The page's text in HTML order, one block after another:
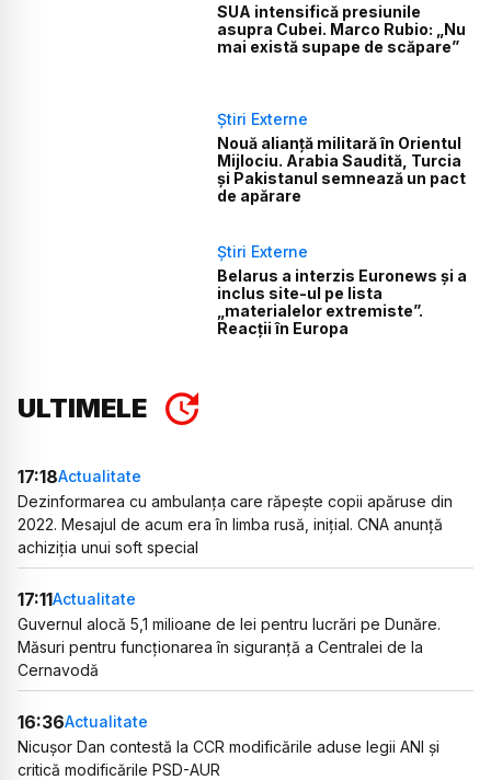
SUA intensifică presiunile
asupra Cubei. Marco Rubio: „Nu
mai există supape de scăpare”
Știri Externe
Nouă alianță militară în Orientul
Mijlociu. Arabia Saudită, Turcia
și Pakistanul semnează un pact
de apărare
Știri Externe
Belarus a interzis Euronews și a
inclus site-ul pe lista
„materialelor extremiste”.
Reacții în Europa
ULTIMELE
17:18Actualitate
Dezinformarea cu ambulanța care răpește copii apăruse din
2022. Mesajul de acum era în limba rusă, inițial. CNA anunță
achiziția unui soft special
17:11Actualitate
Guvernul alocă 5,1 milioane de lei pentru lucrări pe Dunăre.
Măsuri pentru funcționarea în siguranță a Centralei de la
Cernavodă
16:36Actualitate
Nicușor Dan contestă la CCR modificările aduse legii ANI și
critică modificările PSD-AUR